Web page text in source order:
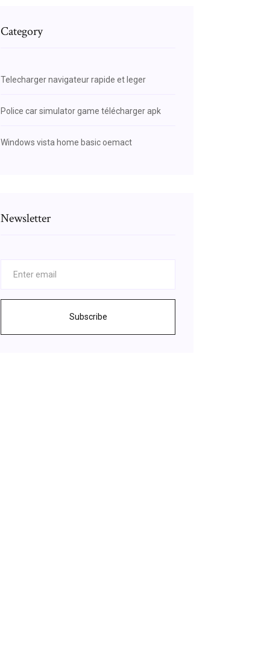
Category
Telecharger navigateur rapide et leger
Police car simulator game télécharger apk
Windows vista home basic oemact
Newsletter
Subscribe